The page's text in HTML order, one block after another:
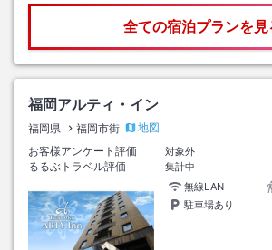
全ての宿泊プランを見
福岡アルティ・イン
福岡県 福岡市街
地図
お客様アンケート評価
対象外
るるぶトラベル評価
集計中
無線LAN
駐車場あり